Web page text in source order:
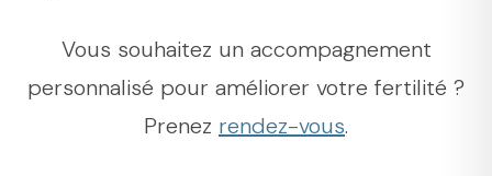
Vous souhaitez un accompagnement
personnalisé pour améliorer votre fertilité ?
Prenez rendez-vous.